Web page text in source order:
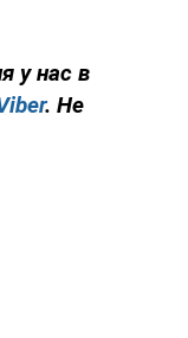
у нас в
. Не